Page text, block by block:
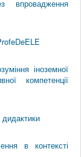
впровадження
іноземної
компетенції
дидактики
в контексті